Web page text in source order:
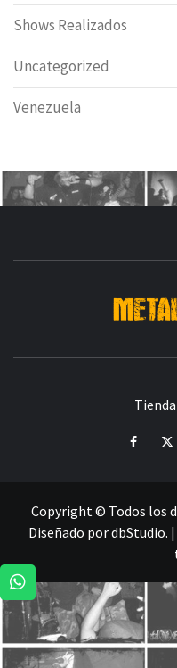
Shows Realizados
Uncategorized
Venezuela
CRÓNICAS DE Tienda
Facebook
Copyright © Todos los
Diseñado por dbStudio. |